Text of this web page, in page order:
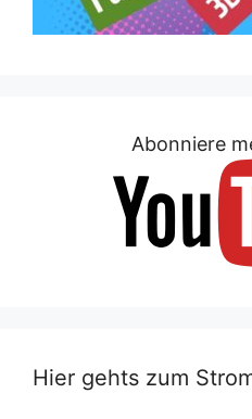
Abonniere
Hier gehts zum